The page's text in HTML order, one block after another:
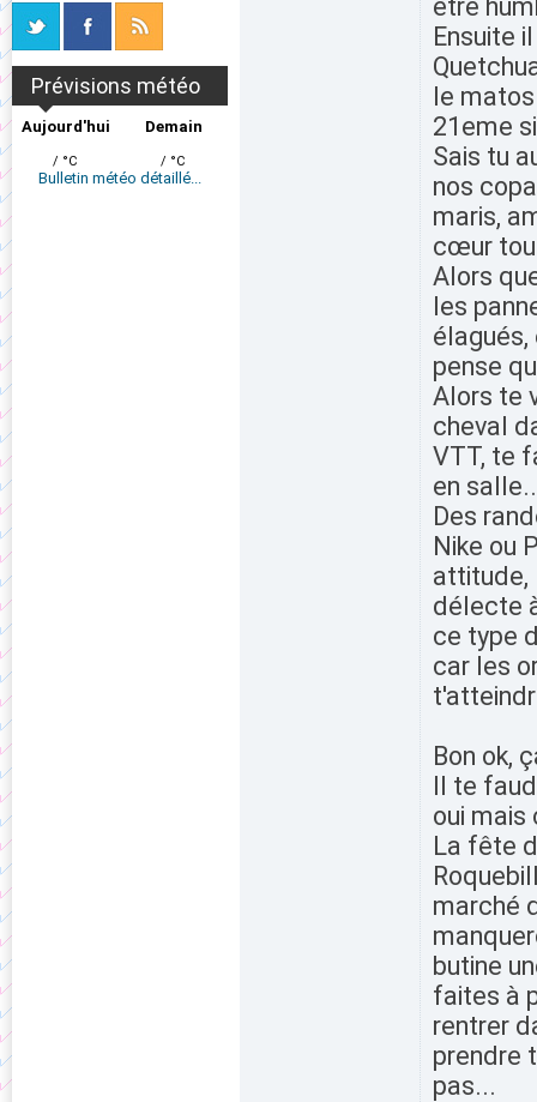
Prévisions météo
Aujourd'hui
/ °C
Demain
/ °C
Bulletin météo détaillé...
être
Ensuite
le
21eme
Sais tu
nos
maris,
cœur
Alors
les
pense
Alors te
cheval
VTT, te
en
Des
Nike ou
attitude,
délecte
ce type
car les
Bon ok,
Il te
oui
La fête
marché
butine
faites à
rentrer
prendre
pas...